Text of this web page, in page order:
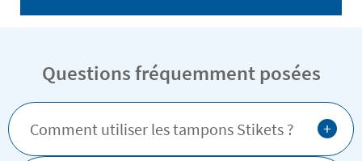
Questions fréquemment posées
Comment utiliser les tampons Stikets ? +